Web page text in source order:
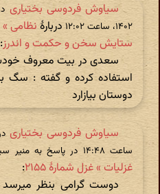
سیاوش فردوسی بختیاری
۱۴۰۲، ساعت ۱۲:۰۲
دربارهٔ
ستایش سخن و حکمت و اندرز:
استفاده کرده و گفته : سگ
دوستان بیازارد
سیاوش فردوسی بختیاری
ساعت ۱۴:۴۸ در پاسخ به منیر سپاس ناچیز
غزلیات » غزل شمارهٔ ۲۱۵۵
:
دوست گرامی بنظر